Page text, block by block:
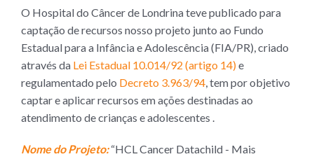
O Hospital do Câncer de Londrina teve publicado para
captação de recursos nosso projeto junto ao Fundo
Estadual para a Infância e Adolescência (FIA/PR), criado
através da Lei Estadual 10.014/92 (artigo 14)e
regulamentado pelo Decreto 3.963/94, tem por objetivo
captar e aplicar recursos em ações destinadas ao
atendimento de crianças e adolescentes .
Nome do Projeto:“HCL Cancer Datachild - Mais